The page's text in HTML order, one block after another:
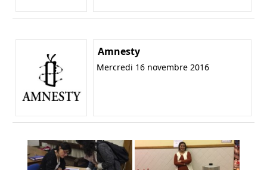
Amnesty
Mercredi 16 novembre 2016